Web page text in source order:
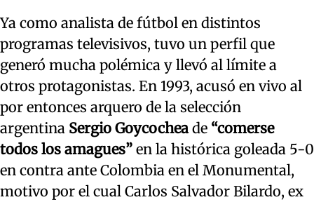
Ya como analista de fútbol en distintos
programas televisivos, tuvo un perfil que
generó mucha polémica y llevó al límite a
otros protagonistas. En 1993, acusó en vivo al
por entonces arquero de la selección
argentina Sergio Goycochea de “comerse
todos los amagues” en la histórica goleada 5-0
en contra ante Colombia en el Monumental,
motivo por el cual Carlos Salvador Bilardo, ex